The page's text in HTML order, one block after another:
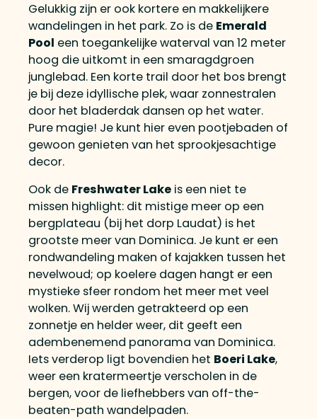
Gelukkig zijn er ook kortere en makkelijkere
wandelingen in het park. Zo is de Emerald
Pool een toegankelijke waterval van 12 meter
hoog die uitkomt in een smaragdgroen
junglebad. Een korte trail door het bos brengt
je bij deze idyllische plek, waar zonnestralen
door het bladerdak dansen op het water.
Pure magie! Je kunt hier even pootjebaden of
gewoon genieten van het sprookjesachtige
decor.
Ook de Freshwater Lake is een niet te
missen highlight: dit mistige meer op een
bergplateau (bij het dorp Laudat) is het
grootste meer van Dominica. Je kunt er een
rondwandeling maken of kajakken tussen het
nevelwoud; op koelere dagen hangt er een
mystieke sfeer rondom het meer met veel
wolken. Wij werden getrakteerd op een
zonnetje en helder weer, dit geeft een
adembenemend panorama van Dominica.
Iets verderop ligt bovendien het Boeri Lake,
weer een kratermeertje verscholen in de
bergen, voor de liefhebbers van off-the-
beaten-path wandelpaden.